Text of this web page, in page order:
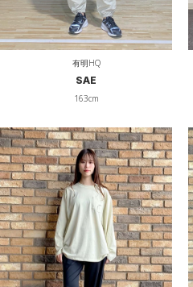
有明HQ
SAE
163cm